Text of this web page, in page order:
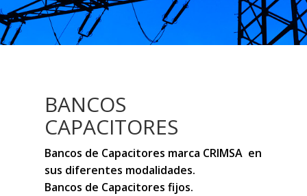
BANCOS
CAPACITORES
Bancos de Capacitores marca CRIMSA  en
sus diferentes modalidades.
Bancos de Capacitores fijos.